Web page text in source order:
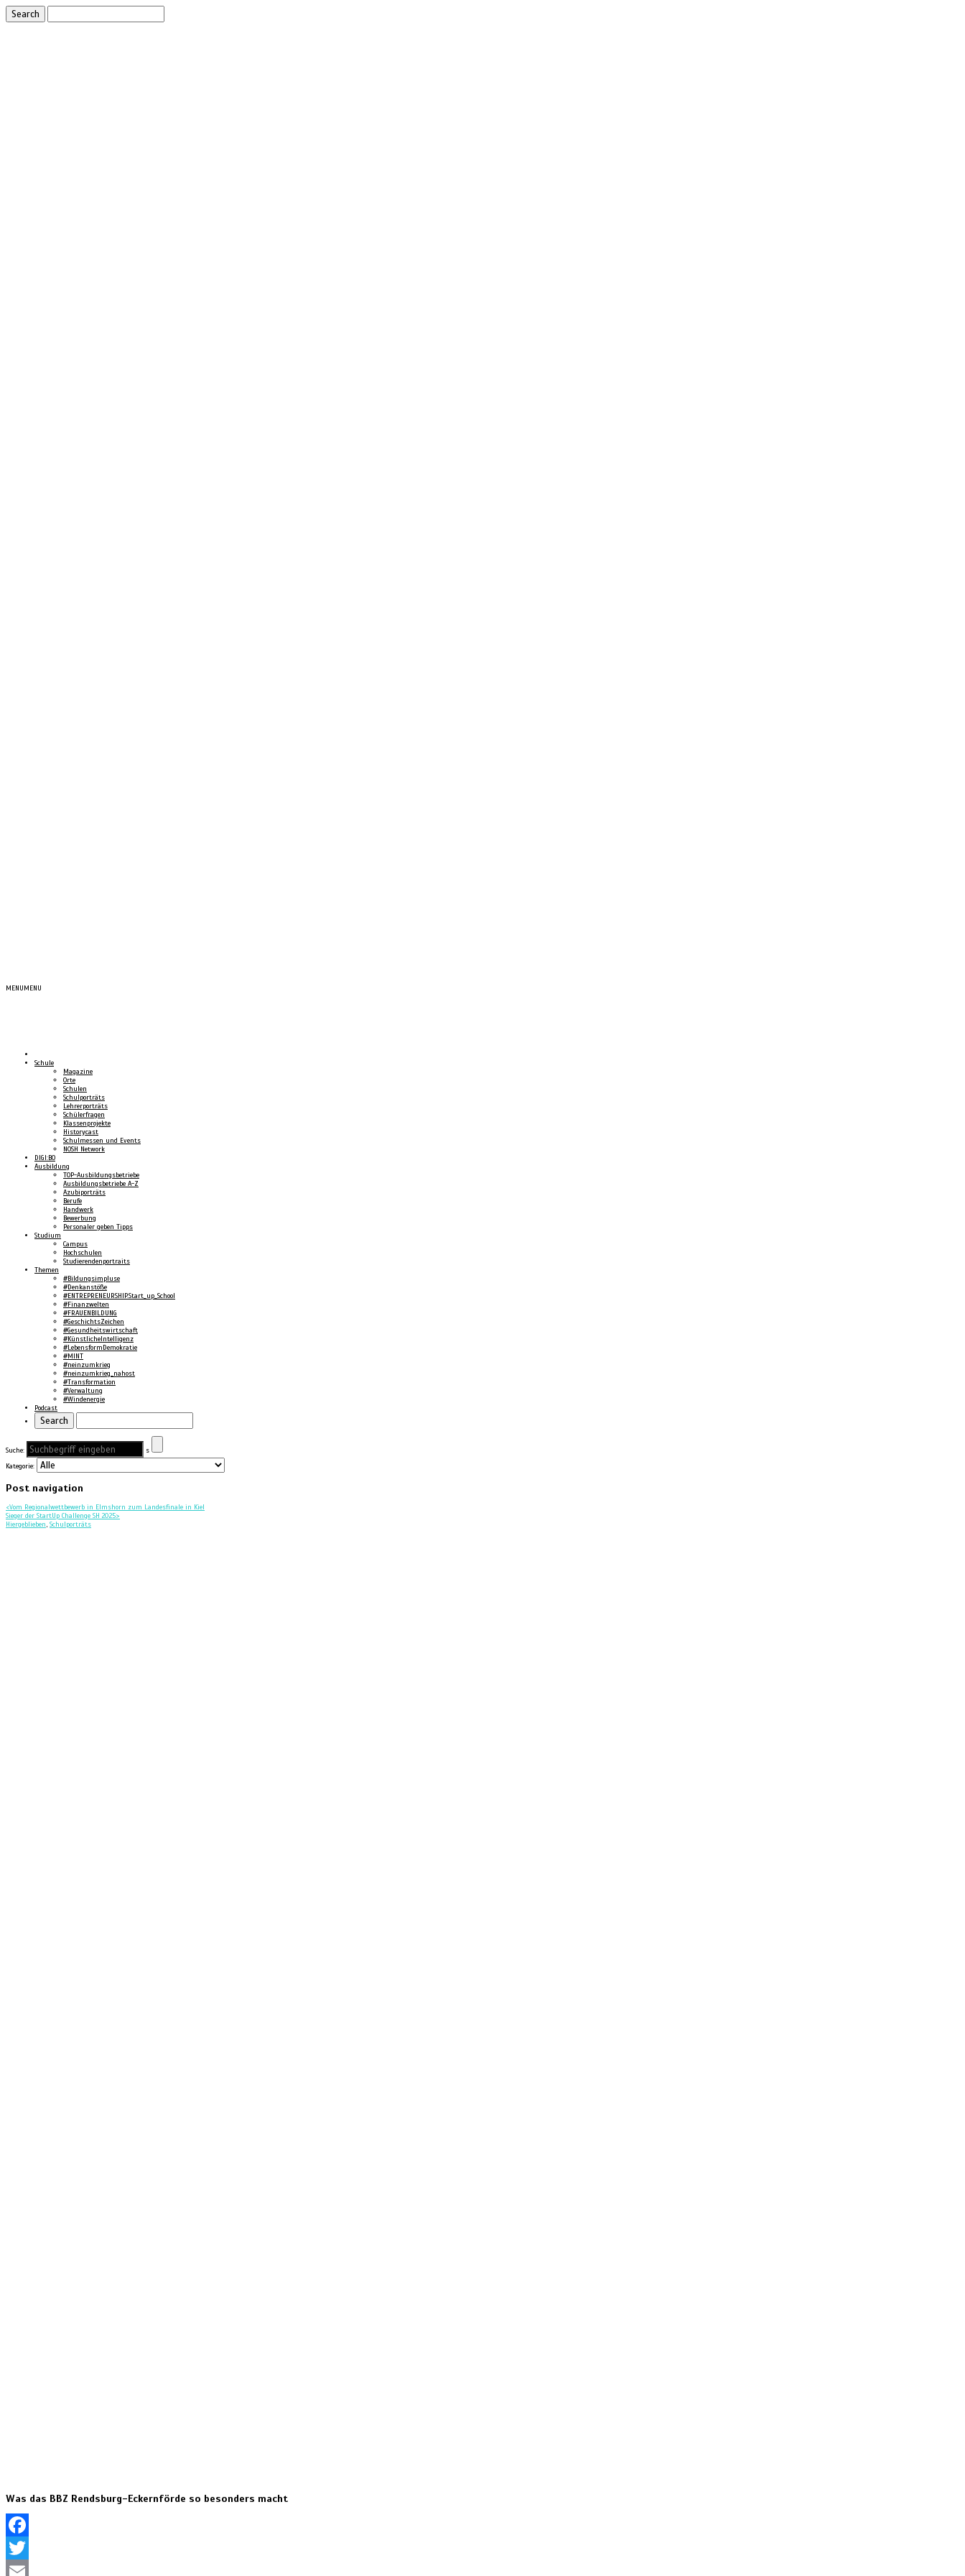
MENUMENU
Schule
Magazine
Orte
Schulen
Schulporträts
Lehrerporträts
Schülerfragen
Klassenprojekte
Historycast
Schulmessen und Events
NOSH Network
DIGI:BO
Ausbildung
TOP-Ausbildungsbetriebe
Ausbildungsbetriebe A-Z
Azubiporträts
Berufe
Handwerk
Bewerbung
Personaler geben Tipps
Studium
Campus
Hochschulen
Studierendenportraits
Themen
#Bildungsimpluse
#Denkanstöße
#ENTREPRENEURSHIP.Start_up_School
#Finanzwelten
#FRAUENBILDUNG
#GeschichtsZeichen
#Gesundheitswirtschaft
#KünstlicheIntelligenz
#LebensformDemokratie
#MINT
#neinzumkrieg
#neinzumkrieg_nahost
#Transformation
#Verwaltung
#Windenergie
Podcast
Suche:
s
Kategorie:
Post navigation
<Vom Regionalwettbewerb in Elmshorn zum Landesfinale in Kiel
Sieger der StartUp Challenge SH 2025>
Hiergeblieben, Schulporträts
Was das BBZ Rendsburg-Eckernförde so besonders macht
Facebook
Twitter